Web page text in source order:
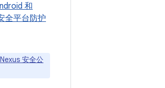
和
全平台防护
安全公